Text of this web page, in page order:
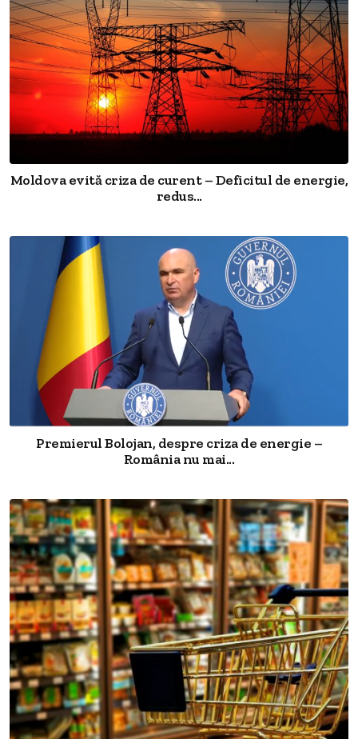
Moldova evită criza de curent – Deficitul de energie,
redus...
Premierul Bolojan, despre criza de energie –
România nu mai...